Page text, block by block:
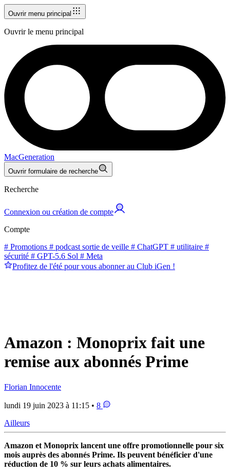
Ouvrir menu principal
Ouvrir le menu principal
MacGeneration
Ouvrir formulaire de recherche
Recherche
Connexion ou création de compte
Compte
# Promotions # podcast sortie de veille # ChatGPT # utilitaire #
sécurité # GPT-5.6 Sol # Meta
Profitez de l'été pour vous abonner au Club iGen !
Amazon : Monoprix fait une
remise aux abonnés Prime
Florian Innocente
lundi 19 juin 2023 à 11:15 • 8
Ailleurs
Amazon et Monoprix lancent une offre promotionnelle pour six
mois auprès des abonnés Prime. Ils peuvent bénéficier d'une
réduction de 10 % sur leurs achats alimentaires.